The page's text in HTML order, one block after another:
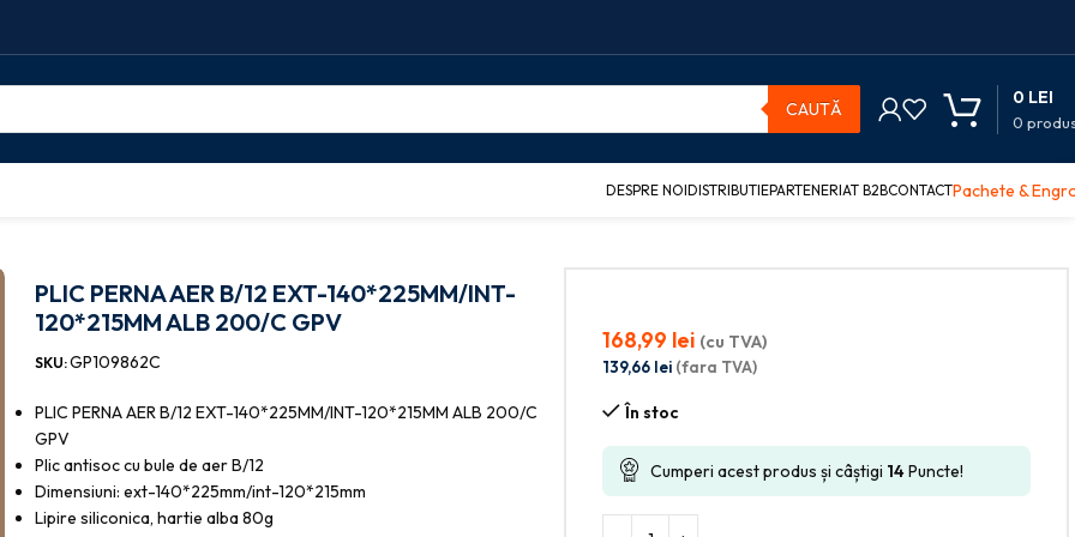
CAUTĂ
0
0 LEI
DESPRE NOIDISTRIBUTIEPARTENERIAT B2BCONTACTPachete &
PLIC PERNA AER B/12 EXT-140*225MM/INT-
120*215MM ALB 200/C GPV
SKU:GP109862C
PLIC PERNA AER B/12 EXT-140*225MM/INT-120*215MM ALB 200/C
GPV
Plic antisoc cu bule de aer B/12
Dimensiuni: ext-140*225mm/int-120*215mm
Lipire siliconica, hartie alba 80g
168,99 lei (cu TVA)
139,66 lei (fara TVA)
În stoc
Cumperi acest produs și câștigi 14Puncte!